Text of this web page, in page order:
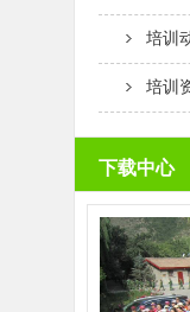
培训
培训
下载中心
团队创
本前提